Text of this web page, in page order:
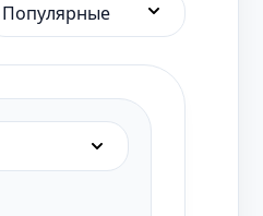
Популярные